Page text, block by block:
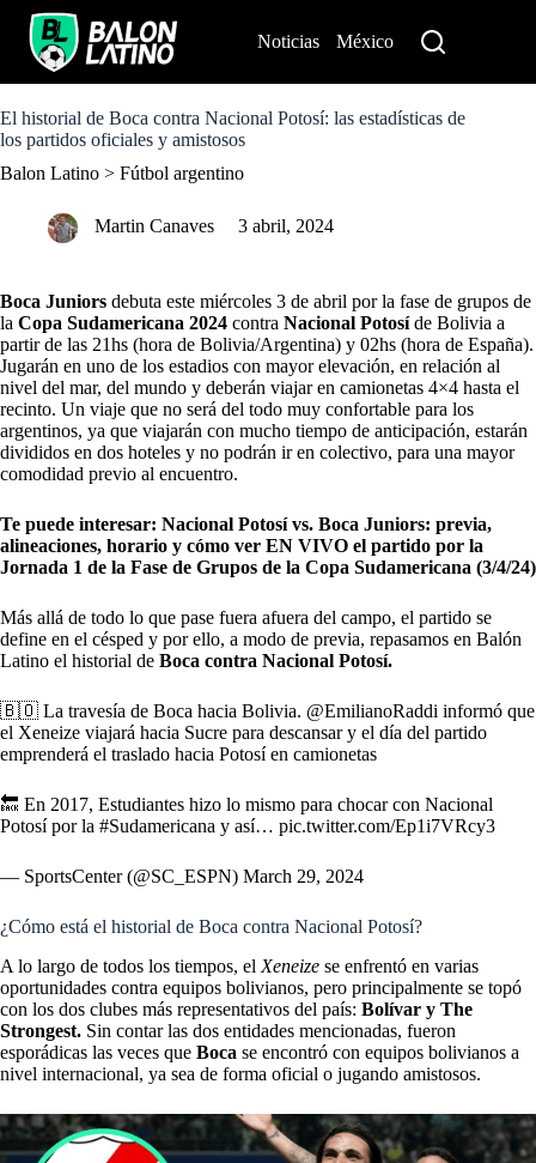
o
c
n
Noticias México
El historial de Boca contra Nacional Potosí: las estadísticas de
los partidos oficiales y amistosos
Balon Latino > Fútbol argentino
Martin Canaves 3 abril, 2024
Boca Juniors debuta este miércoles 3 de abril por la fase de grupos de
la Copa Sudamericana 2024 contra Nacional Potosíde Bolivia a
partir de las 21hs (hora de Bolivia/Argentina) y 02hs (hora de España).
Jugarán en uno de los estadios con mayor elevación, en relación al
nivel del mar, del mundo y deberán viajar en camionetas 4×4 hasta el
recinto. Un viaje que no será del todo muy confortable para los
argentinos, ya que viajarán con mucho tiempo de anticipación, estarán
divididos en dos hoteles y no podrán ir en colectivo, para una mayor
comodidad previo al encuentro.
Te puede interesar: Nacional Potosí vs. Boca Juniors: previa,
alineaciones, horario y cómo ver EN VIVO el partido por la
Jornada 1 de la Fase de Grupos de la Copa Sudamericana (3/4/24)
Más allá de todo lo que pase fuera afuera del campo, el partido se
define en el césped y por ello, a modo de previa, repasamos en Balón
Latino el historial de Boca contra Nacional Potosí.
🇧🇴 La travesía de Boca hacia Bolivia. @EmilianoRaddi informó que
el Xeneize viajará hacia Sucre para descansar y el día del partido
emprenderá el traslado hacia Potosí en camionetas
🔙 En 2017, Estudiantes hizo lo mismo para chocar con Nacional
Potosí por la #Sudamericana y así… pic.twitter.com/Ep1i7VRcy3
— SportsCenter (@SC_ESPN) March 29, 2024
¿Cómo está el historial de Boca contra Nacional Potosí?
A lo largo de todos los tiempos, el Xeneize se enfrentó en varias
oportunidades contra equipos bolivianos, pero principalmente se topó
con los dos clubes más representativos del país: Bolívar y The
Strongest. Sin contar las dos entidades mencionadas, fueron
esporádicas las veces que Boca se encontró con equipos bolivianos a
nivel internacional, ya sea de forma oficial o jugando amistosos.